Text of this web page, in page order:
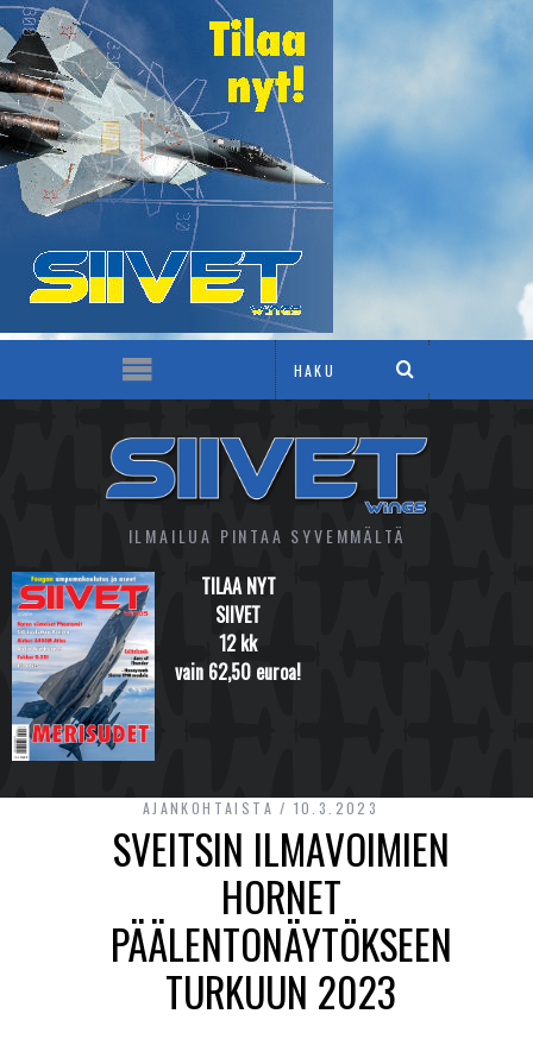
ILMAILUA PINTAA SYVEMMÄLTÄ
TILAA NYT
SIIVET
12 kk
vain 62,50 euroa!
AJANKOHTAISTA 10.3.2023
SVEITSIN ILMAVOIMIEN
HORNET
PÄÄLENTONÄYTÖKSEEN
TURKUUN 2023